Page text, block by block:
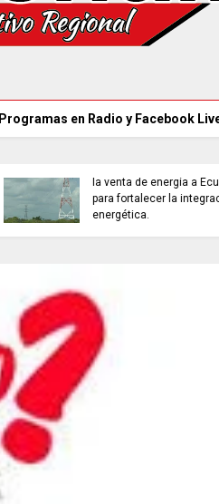
Programas en Radio y Facebook
buscan
agua que
familias en